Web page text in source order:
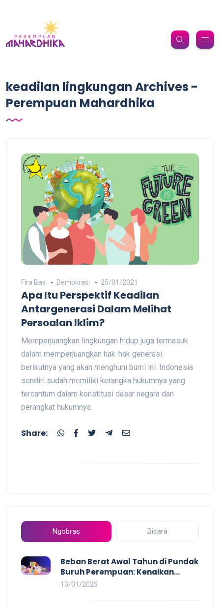
keadilan lingkungan Archives -
Perempuan Mahardhika
Fira Bas Demokrasi 25/01/2021
Apa Itu Perspektif Keadilan
Antargenerasi Dalam Melihat
Persoalan Iklim?
Memperjuangkan lingkungan hidup juga termasuk
dalam memperjuangkan hak-hak generasi
berikutnya yang akan menghuni bumi ini. Indonesia
sendiri sudah memiliki kerangka hukumnya yang
tercantum dalam konstitusi dasar negara dan
perangkat hukumnya.
Share:
Ngobras Bicara
Beban Berat Awal Tahun di Pundak
Buruh Perempuan: Kenaikan
Harga yang Mencekik, Ancaman
13/01/2025